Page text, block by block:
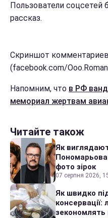
Пользователи соцсетей
рассказ.
Скриншот комментариев
(facebook.com/
Напомним, что в РФ
мемориал жертвам
Читайте також
Як
Пономарьова
фото зірок
07 серпня 2026,
Як швидко
консервації:
зекономлять